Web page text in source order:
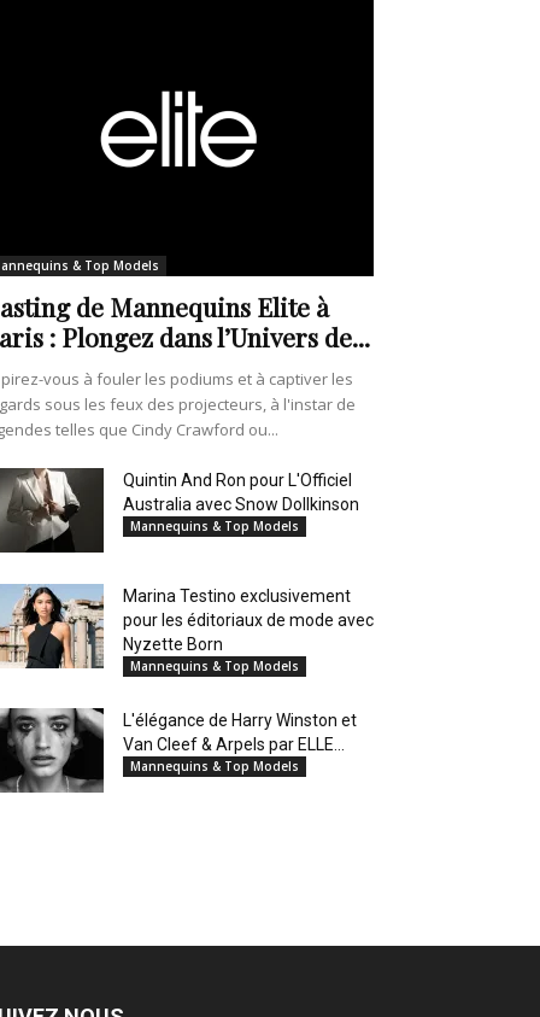
& Top Models
de Mannequins Elite à
: Plongez dans l’Univers de...
vous à fouler les podiums et à captiver les
sous les feux des projecteurs, à l'instar de
telles que Cindy Crawford ou...
Quintin And Ron pour L'Officiel
Australia avec Snow Dollkinson
Mannequins & Top Models
Marina Testino exclusivement
pour les éditoriaux de mode avec
Nyzette Born
Mannequins & Top Models
L'élégance de Harry Winston et
Van Cleef & Arpels par ELLE...
Mannequins & Top Models